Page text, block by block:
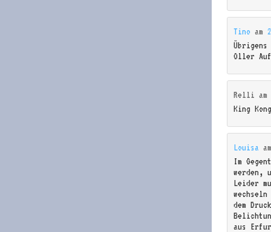
Tino am
Oller
Relli am
King
Louisa
Im
werden,
Leider
dem
aus